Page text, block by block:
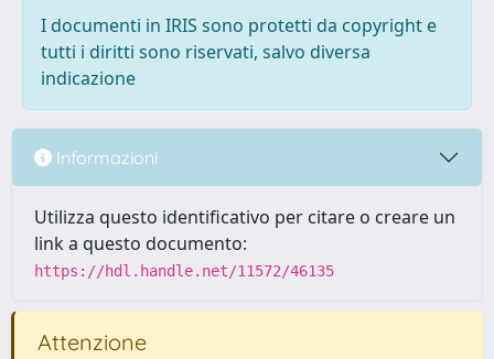
I documenti in IRIS sono protetti da copyright e
tutti i diritti sono riservati, salvo diversa
indicazione
Informazioni
Utilizza questo identificativo per citare o creare un
link a questo documento:
https://hdl.handle.net/11572/46135
Attenzione